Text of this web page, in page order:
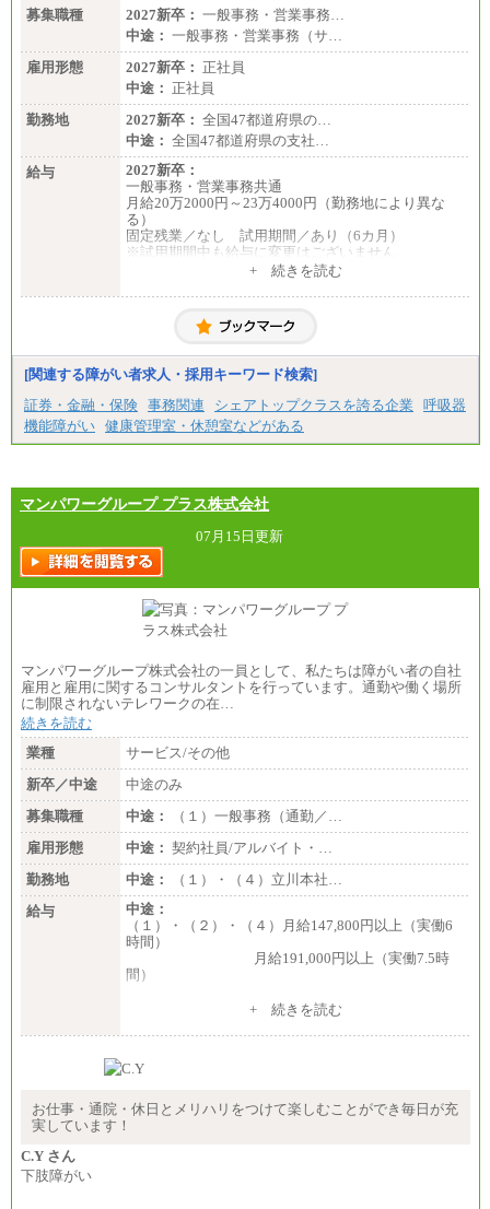
募集職種
2027新卒： 一般事務・営業事務…
中途： 一般事務・営業事務（サ…
雇用形態
2027新卒： 正社員
中途： 正社員
勤務地
2027新卒： 全国47都道府県の…
中途： 全国47都道府県の支社…
給与
2027新卒：
一般事務・営業事務共通
月給20万2000円～23万4000円（勤務地により異な
る）
固定残業／なし 試用期間／あり（6カ月）
※試用期間中も給与に変更はございません
月給20万2000円～23万4000円（勤務地により異な
固定残業／なし 試用期間／あり（6か月）
+ 続きを読む
[関連する障がい者求人・採用キーワード検索]
証券・金融・保険 事務関連 シェアトップクラスを誇る企業
呼吸器
機能障がい 健康管理室・休憩室などがある
マンパワーグループ プラス株式会社
07月15日更新
マンパワーグループ株式会社の一員として、私たちは障がい者の自社
雇用と雇用に関するコンサルタントを行っています。通勤や働く場所
に制限されないテレワークの在…
続きを読む
業種
サービス/その他
新卒／中途
中途のみ
募集職種
中途：
（１）一般事務（通勤／…
雇用形態
中途： 契約社員/アルバイト・…
勤務地
中途：
（１）・（４）立川本社…
給与
中途：
（１）・（２）・（４）月給147,800円以上（実働6
時間）
月給191,000円以上（実働7.5時
間）
（３）月給191,000円以上（実働7.5時間）
（５）月給147,800円以上（実働6時間）
時給 1,226円（実働4.5時間）
間額換算額）
・退職金相当手当 37円
+ 続きを読む
お仕事・通院・休日とメリハリをつけて楽しむことができ毎日が充
実しています！
C.Y さん
下肢障がい